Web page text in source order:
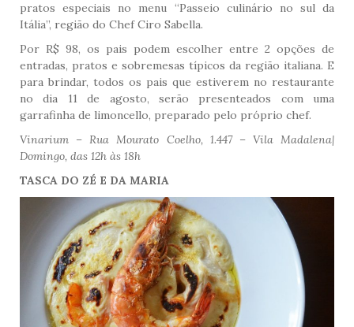
pratos especiais no menu “Passeio culinário no sul da
Itália”, região do Chef Ciro Sabella.
Por R$ 98, os pais podem escolher entre 2 opções de
entradas, pratos e sobremesas típicos da região italiana. E
para brindar, todos os pais que estiverem no restaurante
no dia 11 de agosto, serão presenteados com uma
garrafinha de limoncello, preparado pelo próprio chef.
Vinarium – Rua Mourato Coelho, 1.447 – Vila Madalena|
Domingo, das 12h às 18h
TASCA DO ZÉ E DA MARIA